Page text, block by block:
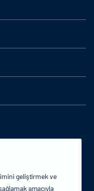
geliştirmek ve
amacıyla